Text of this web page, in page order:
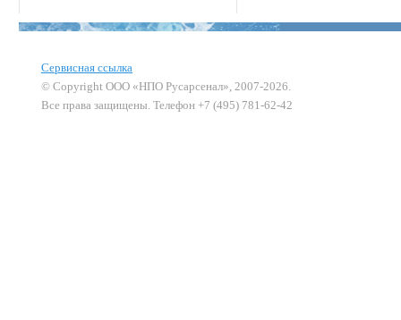
Сервисная ссылка
© Copyright ООО «НПО Русарсенал», 2007-2026.
Все права защищены. Телефон +7 (495) 781-62-42